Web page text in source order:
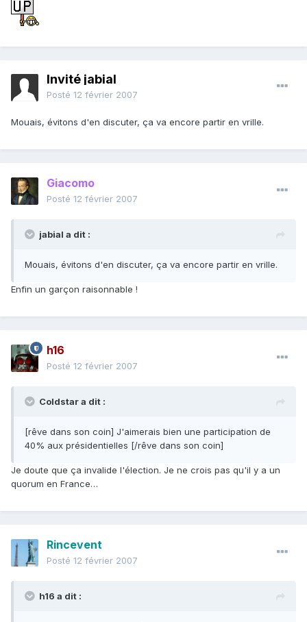
Invité jabial
Posté 12 février 2007
Mouais, évitons d'en discuter, ça va encore partir en vrille.
Giacomo
Posté 12 février 2007
jabial a dit :
Mouais, évitons d'en discuter, ça va encore partir en vrille.
Enfin un garçon raisonnable !
h16
Posté 12 février 2007
Coldstar a dit :
[rêve dans son coin] J'aimerais bien une participation de
40% aux présidentielles [/rêve dans son coin]
Je doute que ça invalide l'élection. Je ne crois pas qu'il y a un
quorum en France…
Rincevent
Posté 12 février 2007
h16 a dit :